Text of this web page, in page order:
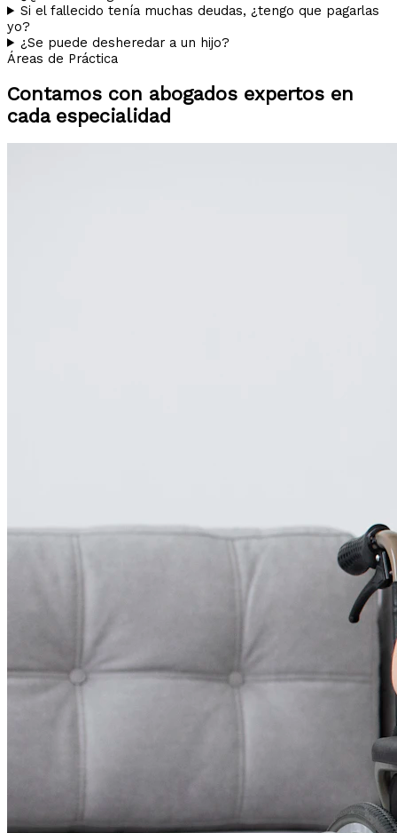
Si el fallecido tenía muchas deudas, ¿tengo que pagarlas
yo?
¿Se puede desheredar a un hijo?
Áreas de Práctica
Contamos con abogados expertos en
cada especialidad